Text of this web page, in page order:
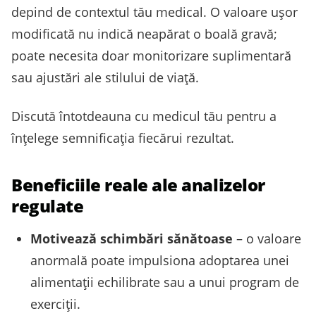
depind de contextul tău medical. O valoare ușor
modificată nu indică neapărat o boală gravă;
poate necesita doar monitorizare suplimentară
sau ajustări ale stilului de viață.
Discută întotdeauna cu medicul tău pentru a
înțelege semnificația fiecărui rezultat.
Beneficiile reale ale analizelor
regulate
Motivează schimbări sănătoase – o valoare
anormală poate impulsiona adoptarea unei
alimentații echilibrate sau a unui program de
exerciții.